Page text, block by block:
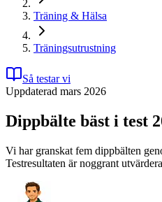
Träning & Hälsa
Träningsutrustning
Så testar vi
Uppdaterad mars 2026
Dippbälte bäst i test
Vi har granskat fem dippbälten
Testresultaten är noggrant